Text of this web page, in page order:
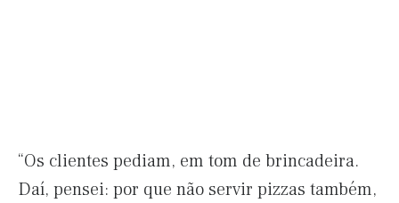
“Os clientes pediam, em tom de brincadeira.
Daí, pensei: por que não servir pizzas também,